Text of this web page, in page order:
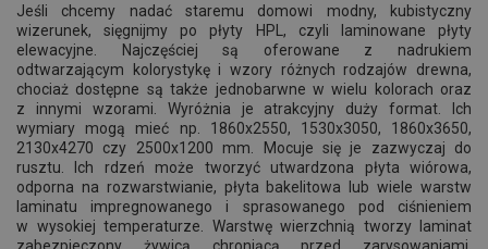
Jeśli chcemy nadać staremu domowi modny, kubistyczny
wizerunek, sięgnijmy po płyty HPL, czyli laminowane płyty
elewacyjne. Najczęściej są oferowane z nadrukiem
odtwarzającym kolorystykę i wzory różnych rodzajów drewna,
chociaż dostępne są także jednobarwne w wielu kolorach oraz
z innymi wzorami. Wyróżnia je atrakcyjny duży format. Ich
wymiary mogą mieć np. 1860x2550, 1530x3050, 1860x3650,
2130x4270 czy 2500x1200 mm. Mocuje się je zazwyczaj do
rusztu. Ich rdzeń może tworzyć utwardzona płyta wiórowa,
odporna na rozwarstwianie, płyta bakelitowa lub wiele warstw
laminatu impregnowanego i sprasowanego pod ciśnieniem
w wysokiej temperaturze. Warstwę wierzchnią tworzy laminat
zabezpieczony żywicą chroniącą przed zarysowaniami,